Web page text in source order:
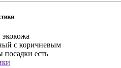
экокожа
с коричневым
посадки есть